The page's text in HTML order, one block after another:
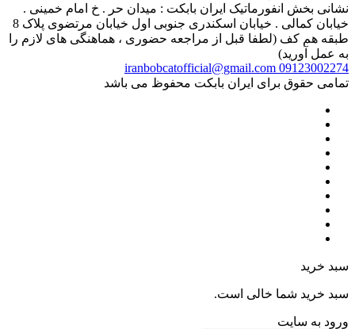
نشانی بخش انفورماتیک ایران بابکت : میدان حر . خ امام خمینی .
خیابان کمالی . خیابان اسکندری جنوبی اول خیابان مرتضوی پلاک 8
طبقه هم کف (لطفا قبل از مراجعه حضوری ، هماهنگی های لازم را
به عمل آورید)
09123002274
iranbobcatofficial@gmail.com
تمامی حقوق برای ایران بابکت محفوظ می باشد
سبد خرید
سبد خرید شما خالی است.
ورود به سایت